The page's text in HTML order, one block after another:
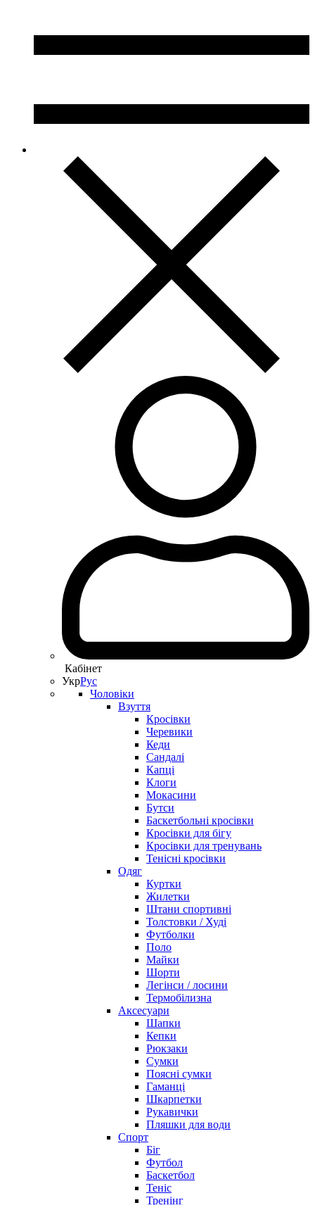
Кабінет
УкрРус
Чоловіки
Взуття
Кросівки
Черевики
Кеди
Сандалі
Капці
Клоги
Мокасини
Бутси
Баскетбольні кросівки
Кросівки для бігу
Кросівки для тренувань
Тенісні кросівки
Одяг
Куртки
Жилетки
Штани спортивні
Толстовки / Худі
Футболки
Поло
Майки
Шорти
Легінси / лосини
Термобілизна
Аксесуари
Шапки
Кепки
Рюкзаки
Сумки
Поясні сумки
Гаманці
Шкарпетки
Рукавички
Пляшки для води
Спорт
Біг
Футбол
Баскетбол
Теніс
Тренінг